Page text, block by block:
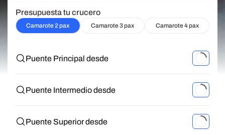
Presupuesta tu crucero
Camarote 2 pax Camarote 3 pax Camarote 4 pax
Puente Principal desde
Puente Intermedio desde
Puente Superior desde